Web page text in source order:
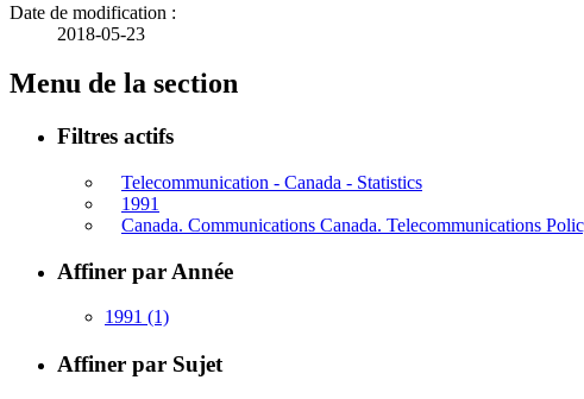
Date de modification :
2018-05-23
Menu de la section
Filtres actifs
Telecommunication - Canada - Statistics
1991
Canada. Communications Canada. Telecommunications
Affiner par Année
1991 (1)
Affiner par Sujet